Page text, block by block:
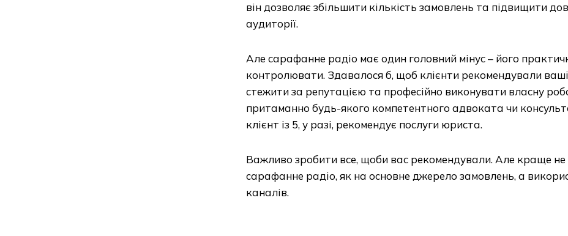
він дозволяє збільшити кількість замовлень та підвищити
аудиторії.
Але сарафанне радіо має один головний мінус – його
контролювати. Здавалося б, щоб клієнти рекомендували
стежити за репутацією та професійно виконувати власну
притаманно будь-якого компетентного адвоката чи
клієнт із 5, у разі, рекомендує послуги юриста.
Важливо зробити все, щоби вас рекомендували. Але краще
сарафанне радіо, як на основне джерело замовлень, а
каналів.